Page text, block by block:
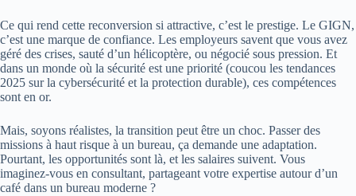
Ce qui rend cette reconversion si attractive, c’est le prestige. Le GIGN,
c’est une marque de confiance. Les employeurs savent que vous avez
géré des crises, sauté d’un hélicoptère, ou négocié sous pression. Et
dans un monde où la sécurité est une priorité (coucou les tendances
2025 sur la cybersécurité et la protection durable), ces compétences
sont en or.
Mais, soyons réalistes, la transition peut être un choc. Passer des
missions à haut risque à un bureau, ça demande une adaptation.
Pourtant, les opportunités sont là, et les salaires suivent. Vous
imaginez-vous en consultant, partageant votre expertise autour d’un
café dans un bureau moderne ?